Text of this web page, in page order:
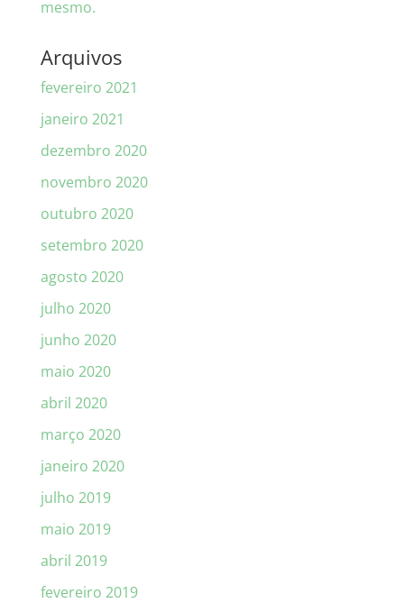
mesmo.
Arquivos
fevereiro 2021
janeiro 2021
dezembro 2020
novembro 2020
outubro 2020
setembro 2020
agosto 2020
julho 2020
junho 2020
maio 2020
abril 2020
março 2020
janeiro 2020
julho 2019
maio 2019
abril 2019
fevereiro 2019